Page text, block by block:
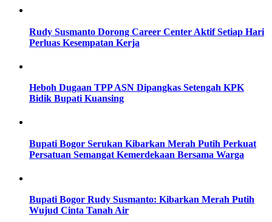
Rudy Susmanto Dorong Career Center Aktif Setiap Hari
Perluas Kesempatan Kerja
Heboh Dugaan TPP ASN Dipangkas Setengah KPK
Bidik Bupati Kuansing
Bupati Bogor Serukan Kibarkan Merah Putih Perkuat
Persatuan Semangat Kemerdekaan Bersama Warga
Bupati Bogor Rudy Susmanto: Kibarkan Merah Putih
Wujud Cinta Tanah Air